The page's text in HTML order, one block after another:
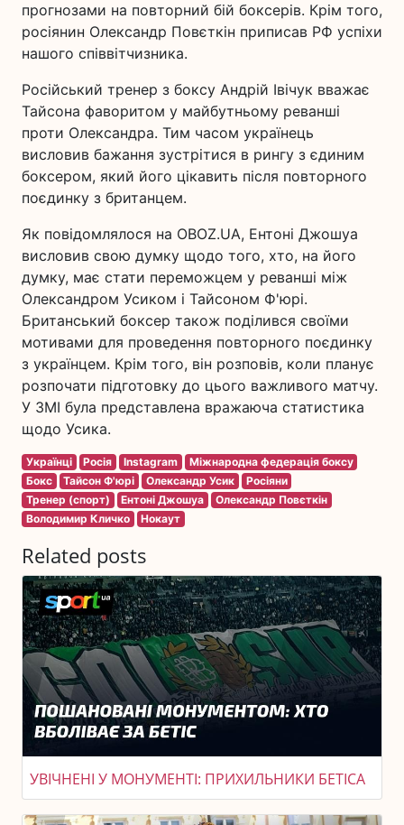
прогнозами на повторний бій боксерів. Крім того,
росіянин Олександр Повєткін приписав РФ успіхи
нашого співвітчизника.
Російський тренер з боксу Андрій Івічук вважає
Тайсона фаворитом у майбутньому реванші
проти Олександра. Тим часом українець
висловив бажання зустрітися в рингу з єдиним
боксером, який його цікавить після повторного
поєдинку з британцем.
Як повідомлялося на OBOZ.UA, Ентоні Джошуа
висловив свою думку щодо того, хто, на його
думку, має стати переможцем у реванші між
Олександром Усиком і Тайсоном Ф'юрі.
Британський боксер також поділився своїми
мотивами для проведення повторного поєдинку
з українцем. Крім того, він розповів, коли планує
розпочати підготовку до цього важливого матчу.
У ЗМІ була представлена вражаюча статистика
щодо Усика.
Українці Росія Instagram
Міжнародна федерація боксу
Бокс
Тайсон Ф'юрі Олександр Усик
Росіяни
Тренер (спорт)
Ентоні Джошуа
Олександр Повєткін
Володимир Кличко
Нокаут
Related posts
УВІЧНЕНІ У МОНУМЕНТІ: ПРИХИЛЬНИКИ БЕТІСА